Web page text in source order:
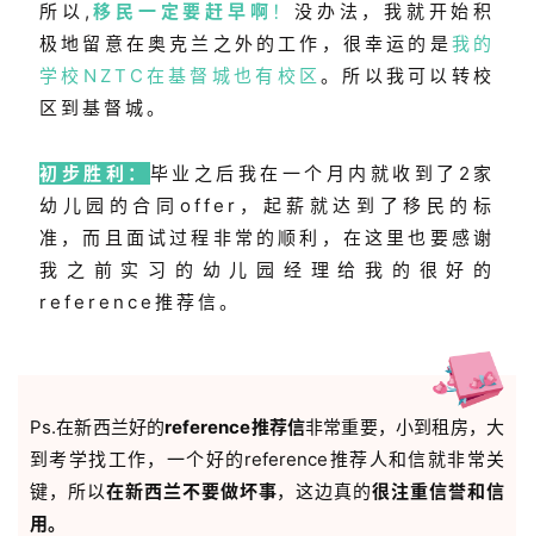
所以, 移民一定要赶早啊 ！ 没办法， 我就开始积
极地留意在奥克兰之外的工作，很幸运的是我的
学校NZTC在基督城也有校区。所以我可以转校
区到基督城。
初步胜利： 毕业之后我在一个月内就收到了2家
幼儿园的合同offer，起薪就达到了移民的标
准，而且面试过程非常的顺利，在这里也要感谢
我之前实习的幼儿园经理给我的很好的
reference推荐信。
Ps.在新西兰好的reference推荐信非常重要，小到租房，大
到考学找工作，一个好的reference推荐人和信就非常关
键，所以在新西兰不要做坏事，这边真的很注重信誉和信
用。